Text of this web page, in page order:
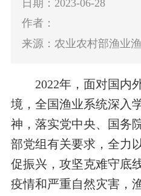
日期：2023-06-28
作者：
来源：农业农村部渔业
2022年，面对国内
境，全国渔业系统深入
神，落实党中央、国务
部党组有关要求 ， 全力
促振兴， 攻坚克难守底
疫情和严重自然灾害，